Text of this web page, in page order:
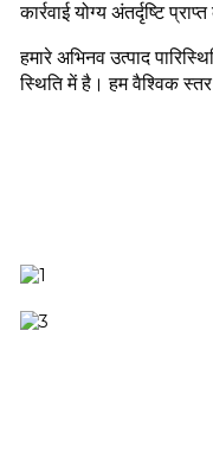
कार्रवाई योग्य अंतर्दृष्टि
हमारे अभिनव उत्पाद
स्थिति में है। हम वैश्विक